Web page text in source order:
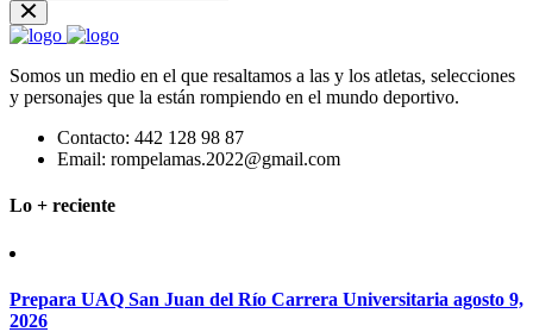
Somos un medio en el que resaltamos a las y los atletas, selecciones
y personajes que la están rompiendo en el mundo deportivo.
Contacto: 442 128 98 87
Email: rompelamas.2022@gmail.com
Lo + reciente
Prepara UAQ San Juan del Río Carrera Universitaria agosto 9,
2026